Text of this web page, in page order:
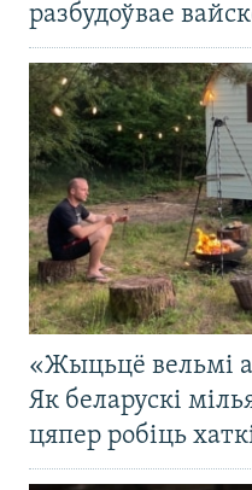
разбудоўвае
«Жыцьцё вельмі
Як беларускі
цяпер робіць